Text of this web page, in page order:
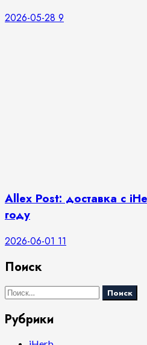
2026-05-28 9
Allex Post: доставка с
году
2026-06-01 11
Поиск
Найти:
Рубрики